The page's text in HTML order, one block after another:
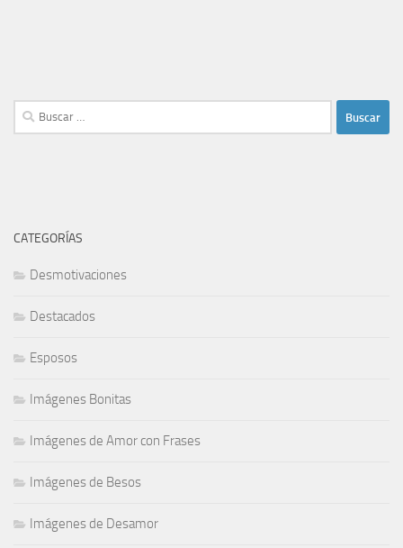
Buscar:
CATEGORÍAS
Desmotivaciones
Destacados
Esposos
Imágenes Bonitas
Imágenes de Amor con Frases
Imágenes de Besos
Imágenes de Desamor